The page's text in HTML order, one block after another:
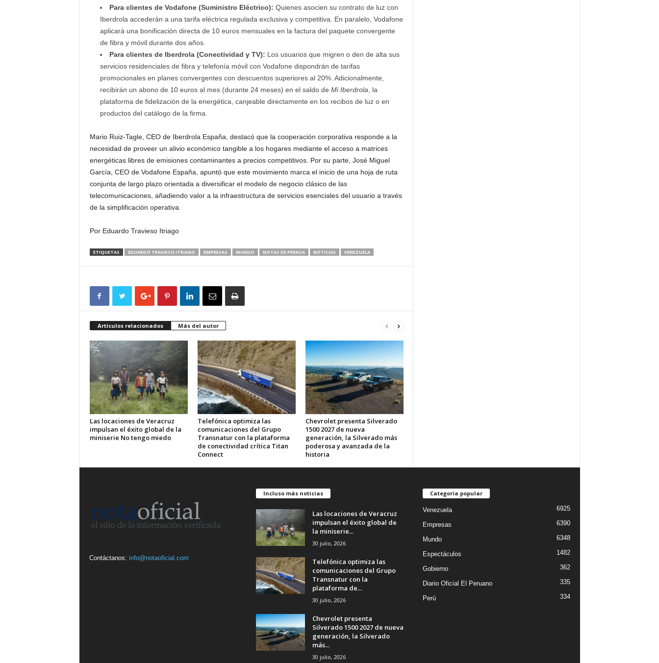
Para clientes de Vodafone (Suministro Eléctrico): Quienes asocien su contrato de luz con
Iberdrola accederán a una tarifa eléctrica regulada exclusiva y competitiva. En paralelo, Vodafone
aplicará una bonificación directa de 10 euros mensuales en la factura del paquete convergente
de fibra y móvil durante dos años.
Para clientes de Iberdrola (Conectividad y TV): Los usuarios que migren o den de alta sus
servicios residenciales de fibra y telefonía móvil con Vodafone dispondrán de tarifas
promocionales en planes convergentes con descuentos superiores al 20%. Adicionalmente,
recibirán un abono de 10 euros al mes (durante 24 meses) en el saldo de Mi Iberdrola , la
plataforma de fidelización de la energética, canjeable directamente en los recibos de luz o en
productos del catálogo de la firma.
Mario Ruiz-Tagle, CEO de Iberdrola España, destacó que la cooperación corporativa responde a la
necesidad de proveer un alivio económico tangible a los hogares mediante el acceso a matrices
energéticas libres de emisiones contaminantes a precios competitivos. Por su parte, José Miguel
García, CEO de Vodafone España, apuntó que este movimiento marca el inicio de una hoja de ruta
conjunta de largo plazo orientada a diversificar el modelo de negocio clásico de las
telecomunicaciones, añadiendo valor a la infraestructura de servicios esenciales del usuario a través
de la simplificación operativa.
Por Eduardo Travieso Itriago
ETIQUETAS EDUARDO TRAVIESO ITRIAGO EMPRESAS MUNDO NOTAS DE PRENSA NOTICIAS VENEZUELA
Artículos relacionados Más del autor
Las locaciones de Veracruz
impulsan el éxito global de la
miniserie No tengo miedo
Telefónica optimiza las
comunicaciones del Grupo
Transnatur con la plataforma
de conectividad crítica Titan
Connect
Chevrolet presenta Silverado
1500 2027 de nueva
generación, la Silverado más
poderosa y avanzada de la
historia
Contáctanos: info@notaoficial.com
Incluso más noticias
Las locaciones de Veracruz
impulsan el éxito global de
la miniserie...
30 julio, 2026
Telefónica optimiza las
comunicaciones del Grupo
Transnatur con la
plataforma de...
30 julio, 2026
Chevrolet presenta
Silverado 1500 2027 de nueva
generación, la Silverado
más...
30 julio, 2026
Categoría popular
Venezuela 6925
Empresas 6390
Mundo 6348
Espectáculos 1482
Gobierno 362
Diario Oficial El Peruano 335
Perú 334